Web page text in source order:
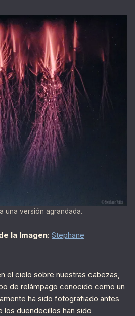
una versión agrandada.
la Imagen: Stephane
el cielo sobre nuestras cabezas,
de relámpago conocido como un
ha sido fotografiado antes
los duendecillos han sido